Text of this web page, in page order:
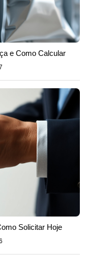
e Como Calcular
Solicitar Hoje